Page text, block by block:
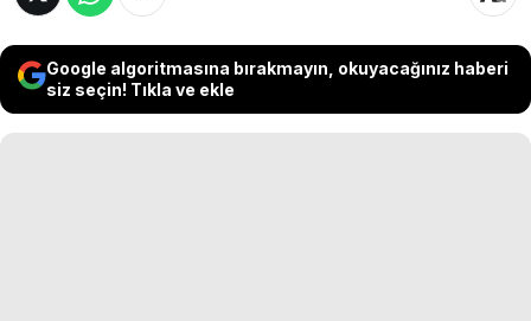
Google algoritmasına bırakmayın, okuyacağınız haberi
siz seçin! Tıkla ve ekle